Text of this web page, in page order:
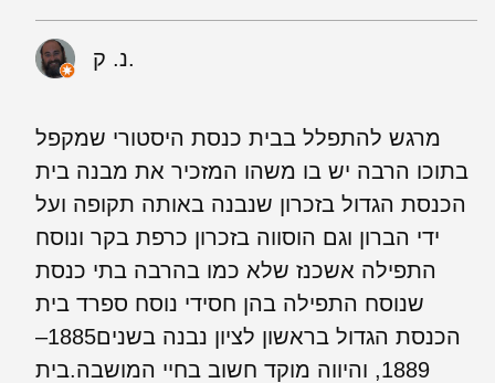
נ. ק.
מרגש להתפלל בבית כנסת היסטורי שמקפל
בתוכו הרבה יש בו משהו המזכיר את מבנה בית
הכנסת הגדול בזכרון שנבנה באותה תקופה ועל
ידי הברון וגם הוסווה בזכרון כרפת בקר ונוסח
התפילה אשכנז שלא כמו בהרבה בתי כנסת
שנוסח התפילה בהן חסידי נוסח ספרד בית
הכנסת הגדול בראשון לציון נבנה בשנים1885–
1889, והיווה מוקד חשוב בחיי המושבה.בית